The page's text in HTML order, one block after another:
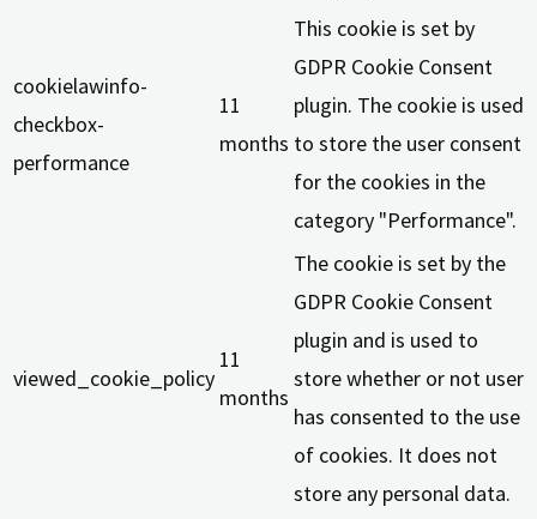
cookielawinfo-
checkbox-
performance
11
months
This cookie is set by
GDPR Cookie Consent
plugin. The cookie is used
to store the user consent
for the cookies in the
category "Performance".
viewed_cookie_policy
11
months
The cookie is set by the
GDPR Cookie Consent
plugin and is used to
store whether or not user
has consented to the use
of cookies. It does not
store any personal data.